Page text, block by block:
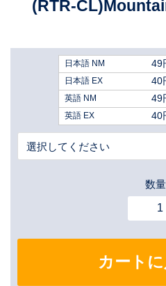
(RTR-
日本語 NM 49
日本語 EX
40
英語 NM
49
英語 EX
40
数量
カート